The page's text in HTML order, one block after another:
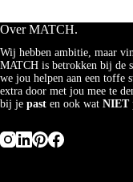
Over MATCH.
Wij hebben ambitie, maar
MATCH is betrokken bij de
we jou helpen aan een toffe
extra door met jou mee te
bij je past en ook wat NIET